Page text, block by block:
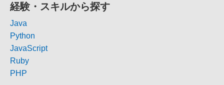
経験・スキルから探す
Java
Python
JavaScript
Ruby
PHP